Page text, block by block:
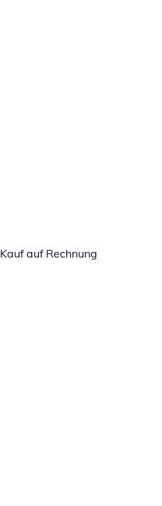
Kauf auf Rechnung